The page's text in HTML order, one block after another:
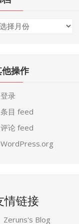
他操作
登录
条目 feed
评论 feed
WordPress.org
情链接
Zeruns's Blog